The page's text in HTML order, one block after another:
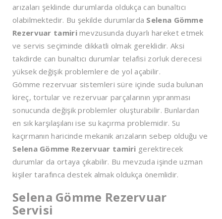
arızaları şeklinde durumlarda oldukça can bunaltıcı
olabilmektedir. Bu şekilde durumlarda Selena Gömme
Rezervuar tamirimevzusunda duyarlı hareket etmek
ve servis seçiminde dikkatli olmak gereklidir. Aksi
takdirde can bunaltıcı durumlar telafisi zorluk derecesi
yüksek değişik problemlere de yol açabilir.
Gömme rezervuar sistemleri süre içinde suda bulunan
kireç, tortular ve rezervuar parçalarının yıpranması
sonucunda değişik problemler oluşturabilir. Bunlardan
en sık karşılaşılanı ise su kaçırma problemidir. Su
kaçırmanın haricinde mekanik arızaların sebep olduğu ve
Selena Gömme Rezervuar tamiri gerektirecek
durumlar da ortaya çıkabilir. Bu mevzuda işinde uzman
kişiler tarafınca destek almak oldukça önemlidir.
Selena Gömme Rezervuar
Servisi